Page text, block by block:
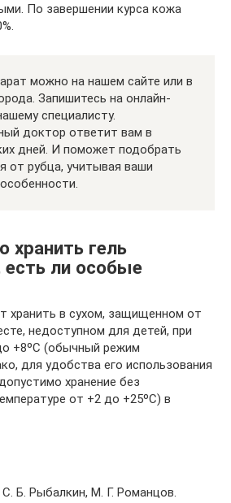
По завершении курса кожа
можно на нашем сайте или в
Запишитесь на онлайн-
специалисту.
доктор ответит вам в
дней. И поможет подобрать
от рубца, учитывая ваши
хранить гель
ли особые
хранить в сухом, защищенном от
недоступном для детей, при
+8ºС (обычный режим
для удобства его использования
хранение без
от +2 до +25ºС) в
Б. Рыбалкин, М. Г. Романцов.